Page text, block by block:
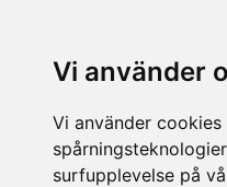
Vi använder
Vi använder cookies
surfupplevelse på